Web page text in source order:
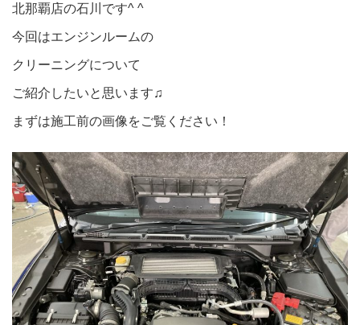
北那覇店の石川です^ ^
今回はエンジンルームの
クリーニングについて
ご紹介したいと思います♫
まずは施工前の画像をご覧ください！